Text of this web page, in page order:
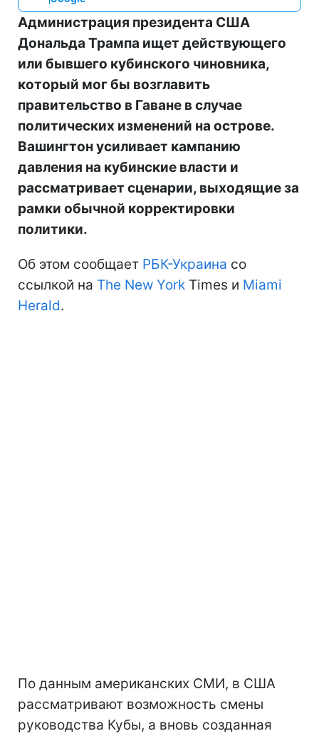
Администрация президента США
Дональда Трампа ищет действующего
или бывшего кубинского чиновника,
который мог бы возглавить
правительство в Гаване в случае
политических изменений на острове.
Вашингтон усиливает кампанию
давления на кубинские власти и
рассматривает сценарии, выходящие за
рамки обычной корректировки
политики.
Об этом сообщает РБК-Украина со
ссылкой на The New York Times и Miami
Herald.
По данным американских СМИ, в США
рассматривают возможность смены
руководства Кубы, а вновь созданная